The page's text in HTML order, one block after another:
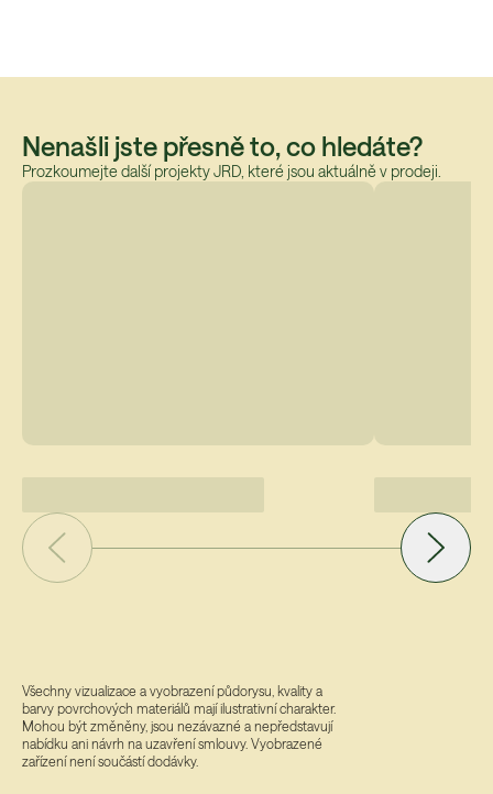
Nenašli jste přesně to, co hledáte?
Prozkoumejte další projekty JRD, které jsou aktuálně v prodeji.
Všechny vizualizace a vyobrazení půdorysu, kvality a
barvy povrchových materiálů mají ilustrativní charakter.
Mohou být změněny, jsou nezávazné a nepředstavují
nabídku ani návrh na uzavření smlouvy. Vyobrazené
zařízení není součástí dodávky.